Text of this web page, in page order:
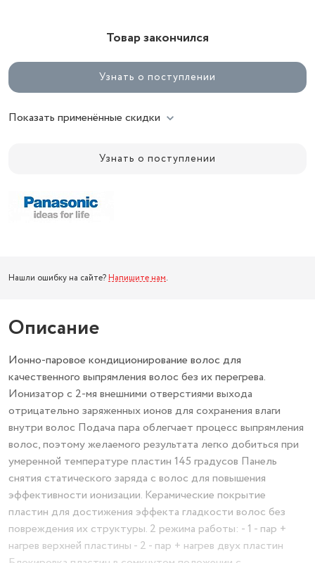
Товар закончился
Узнать о поступлении
Показать применённые скидки
Узнать о поступлении
Нашли ошибку на сайте? Напишите нам.
Описание
Ионно-паровое кондиционирование волос для
качественного выпрямления волос без их перегрева.
Ионизатор с 2-мя внешними отверстиями выхода
отрицательно заряженных ионов для сохранения влаги
внутри волос Подача пара облегчает процесс выпрямления
волос, поэтому желаемого результата легко добиться при
умеренной температуре пластин 145 градусов Панель
снятия статического заряда с волос для повышения
эффективности ионизации. Керамические покрытие
пластин для достижения эффекта гладкости волос без
повреждения их структуры. 2 режима работы: - 1 - пар +
нагрев верхней пластины - 2 - пар + нагрев двух пластин